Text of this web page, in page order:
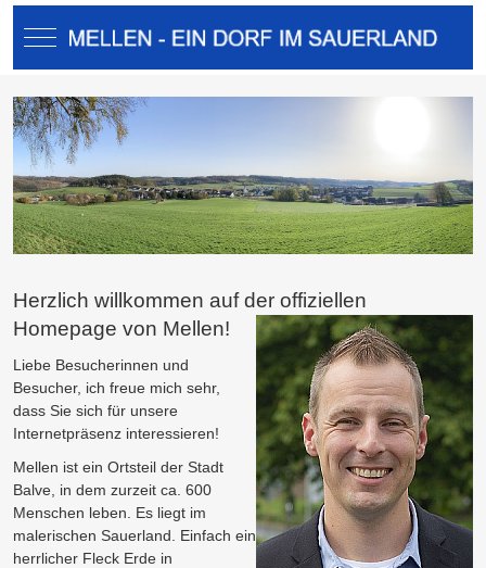
Mobile Menu Toggle
Herzlich willkommen auf der offiziellen
Homepage von Mellen!
Liebe Besucherinnen und
Besucher, ich freue mich sehr,
dass Sie sich für unsere
Internetpräsenz interessieren!
Mellen ist ein Ortsteil der Stadt
Balve, in dem zurzeit ca. 600
Menschen leben. Es liegt im
malerischen Sauerland. Einfach ein
herrlicher Fleck Erde in